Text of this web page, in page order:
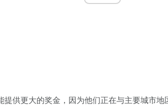
供更大的奖金，因为他们正在与主要城市地